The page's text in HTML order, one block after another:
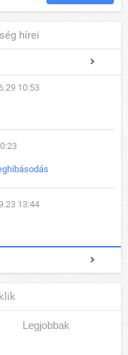
hírei
10:53
13:44
Legjobbak